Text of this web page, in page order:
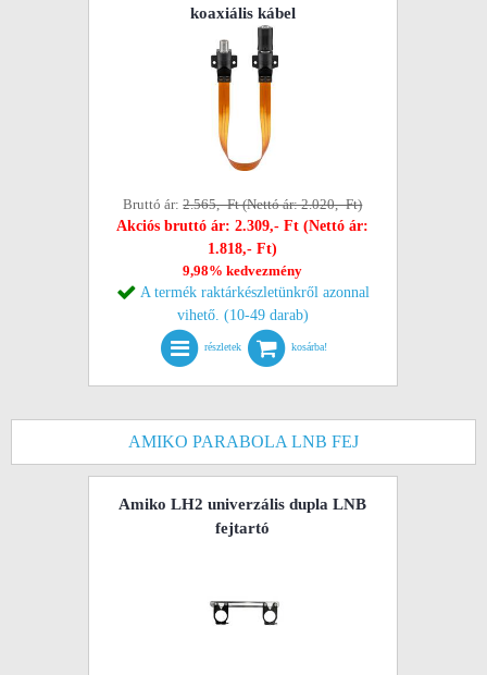
koaxiális kábel
Bruttó ár:2.565,- Ft (Nettó ár: 2.020,- Ft)
Akciós bruttó ár: 2.309,- Ft (Nettó ár:
1.818,- Ft)
9,98% kedvezmény
A termék raktárkészletünkről azonnal
vihető. (10-49 darab)
részletek kosárba!
AMIKO PARABOLA LNB FEJ
Amiko LH2 univerzális dupla LNB
fejtartó